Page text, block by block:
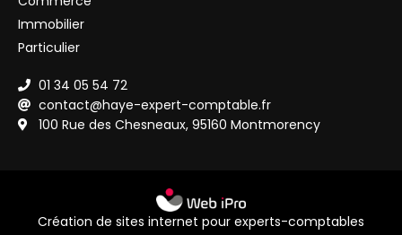
Immobilier
Particulier
01 34 05 54 72
contact@haye-expert-comptable.fr
100 Rue des Chesneaux, 95160 Montmorency
Création de sites internet pour experts-comptables